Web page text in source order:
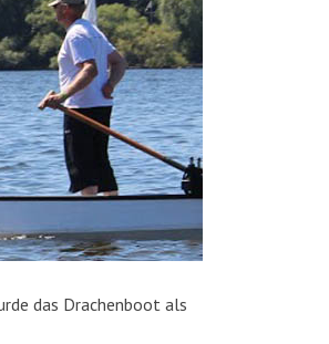
das Drachenboot als